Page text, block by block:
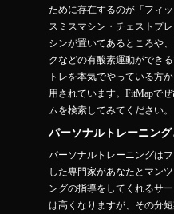
ために存在するのが「フィ
スミスマシン・チェストプ
シンが置いてあるところや
クなどの有酸素運動ができ
トレを本気でやっている方
用されています。FitMapで
ムを検索してみてください。
パーソナルトレーニング
パーソナルトレーニングは
した専門家があなたとマン
ングの指導をしてくれるサ
は高くなりますが、その分